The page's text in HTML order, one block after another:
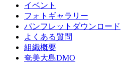
イベント
フォトギャラリー
パンフレットダウンロード
よくある質問
組織概要
奄美大島DMO